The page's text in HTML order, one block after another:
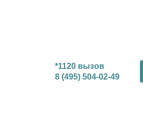
*1120 вызов
8 (495) 504-02-49